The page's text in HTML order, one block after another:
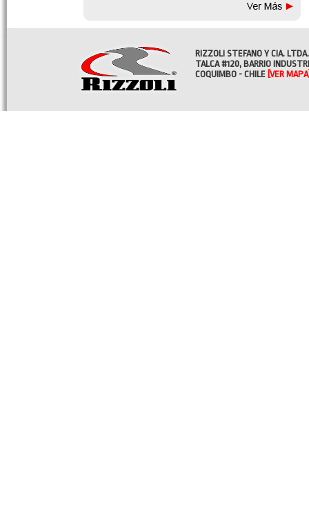
RIZZOLI STEFANO Y CIA. LTDA.
TALCA #120, BARRIO
COQUIMBO - CHILE [VER